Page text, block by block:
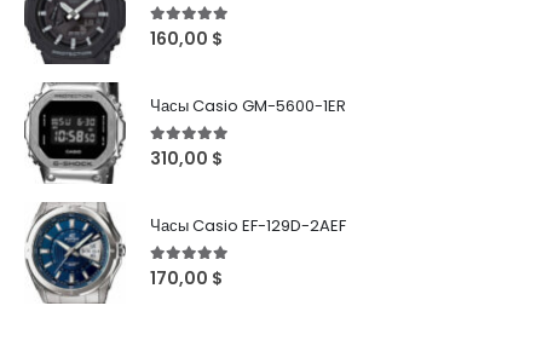
5out of 5
160,00 $
Часы Casio GM-5600-1ER
5out of 5
310,00 $
Часы Casio EF-129D-2AEF
5out of 5
170,00 $